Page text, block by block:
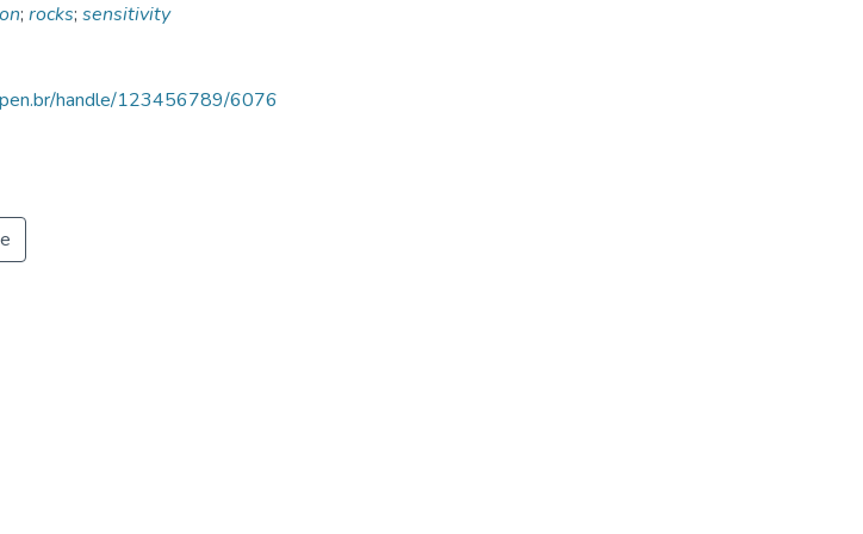
; rocks; sensitivity
handle/123456789/6076